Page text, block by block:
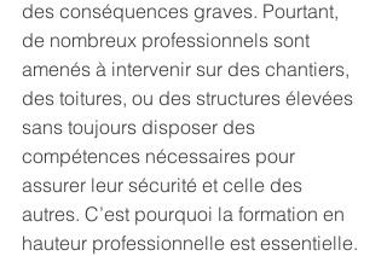
des conséquences graves. Pourtant,
de nombreux professionnels sont
amenés à intervenir sur des chantiers,
des toitures, ou des structures élevées
sans toujours disposer des
compétences nécessaires pour
assurer leur sécurité et celle des
autres. C’est pourquoi la formation en
hauteur professionnelle est essentielle.